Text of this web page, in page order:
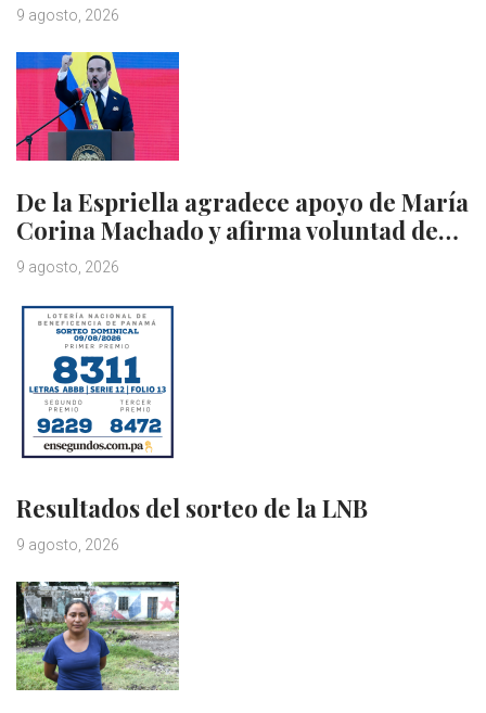
9 agosto, 2026
De la Espriella agradece apoyo de María
Corina Machado y afirma voluntad de…
9 agosto, 2026
Resultados del sorteo de la LNB
9 agosto, 2026